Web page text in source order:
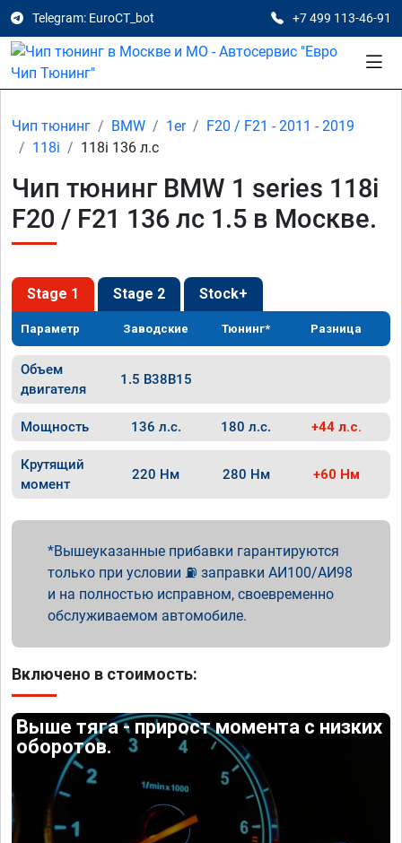
Telegram: EuroCT_bot +7 499 113-46-91
Чип тюнинг BMW 1er
F20 / F21 - 2011 - 2019
118i
118i 136 л.с
Чип тюнинг BMW 1 series 118i
F20 / F21 136 лс 1.5 в Москве.
Stage 1 Stage 2 Stock+
Параметр Заводские Тюнинг* Разница
Объем
двигателя
1.5 B38B15
Мощность 136 л.с. 180 л.с. +44 л.с.
Крутящий
момент
220 Нм 280 Нм +60 Нм
Вышеуказанные прибавки гарантируются
только при условии ⛽ заправки АИ100/АИ98
и на полностью исправном, своевременно
обслуживаемом автомобиле.
Включено в стоимость:
Выше тяга - прирост момента с низких
оборотов.